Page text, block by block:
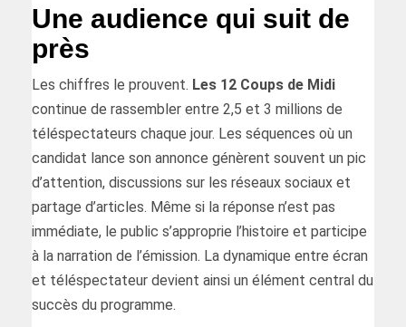
Une audience qui suit de
près
Les chiffres le prouvent. Les 12 Coups de Midi
continue de rassembler entre 2,5 et 3 millions de
téléspectateurs chaque jour. Les séquences où un
candidat lance son annonce génèrent souvent un pic
d’attention, discussions sur les réseaux sociaux et
partage d’articles. Même si la réponse n’est pas
immédiate, le public s’approprie l’histoire et participe
à la narration de l’émission. La dynamique entre écran
et téléspectateur devient ainsi un élément central du
succès du programme.